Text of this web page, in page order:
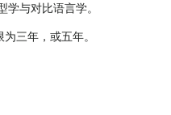
与对比语言学。
三年，或五年。